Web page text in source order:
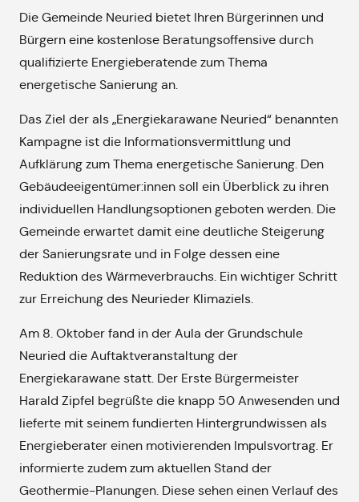
Die Gemeinde Neuried bietet Ihren Bürgerinnen und
Bürgern eine kostenlose Beratungsoffensive durch
qualifizierte Energieberatende zum Thema
energetische Sanierung an.
Das Ziel der als „Energiekarawane Neuried“ benannten
Kampagne ist die Informationsvermittlung und
Aufklärung zum Thema energetische Sanierung. Den
Gebäudeeigentümer:innen soll ein Überblick zu ihren
individuellen Handlungsoptionen geboten werden. Die
Gemeinde erwartet damit eine deutliche Steigerung
der Sanierungsrate und in Folge dessen eine
Reduktion des Wärmeverbrauchs. Ein wichtiger Schritt
zur Erreichung des Neurieder Klimaziels.
Am 8. Oktober fand in der Aula der Grundschule
Neuried die Auftaktveranstaltung der
Energiekarawane statt. Der Erste Bürgermeister
Harald Zipfel begrüßte die knapp 50 Anwesenden und
lieferte mit seinem fundierten Hintergrundwissen als
Energieberater einen motivierenden Impulsvortrag. Er
informierte zudem zum aktuellen Stand der
Geothermie-Planungen. Diese sehen einen Verlauf des